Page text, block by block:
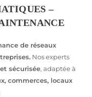
–
de réseaux
Nos experts
sécurisée, adaptée à
commerces, locaux